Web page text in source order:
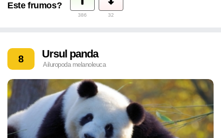
Este frumos?
386 32
8 Ursul panda
Ailuropoda melanoleuca